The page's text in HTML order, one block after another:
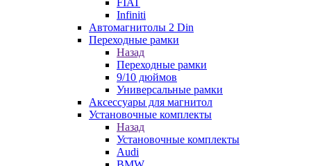
FIAT
Infiniti
Автомагнитолы 2 Din
Переходные рамки
Назад
Переходные рамки
9/10 дюймов
Универсальные рамки
Аксессуары для магнитол
Установочные комплекты
Назад
Установочные комплекты
Audi